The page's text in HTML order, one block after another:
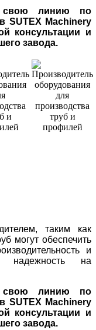
свою линию по
SUTEX Machinery
консультации и
завода.
таким как
могут обеспечить
и
надежность на
свою линию по
SUTEX Machinery
консультации и
завода.